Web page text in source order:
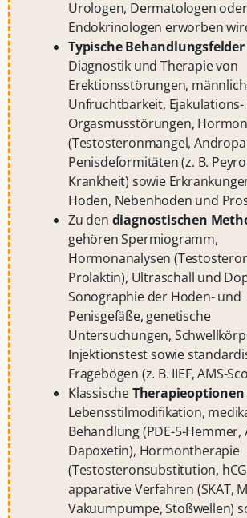
Urologen, Dermatologen oder
Endokrinologen erworben
Typische Behandlungsfelder
Diagnostik und Therapie von
Erektionsstörungen,
Unfruchtbarkeit, Ejakulations-
Orgasmusstörungen,
(Testosteronmangel,
Penisdeformitäten (z. B.
Krankheit) sowie
Hoden, Nebenhoden und
Zu den diagnostischen
gehören Spermiogramm,
Hormonanalysen
Prolaktin), Ultraschall und
Sonographie der Hoden- und
Penisgefäße, genetische
Untersuchungen,
Injektionstest sowie
Fragebögen (z. B. IIEF, AMS-
KlassischeTherapieoptionen
Lebensstilmodifikation,
Behandlung (PDE-5-
Dapoxetin), Hormontherapie
(Testosteronsubstitution,
apparative Verfahren (SKAT,
Vakuumpumpe, Stoßwellen)